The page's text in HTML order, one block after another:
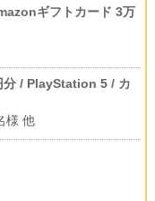
ギフトカード 3万
分 / PlayStation 5 / カ
様 他